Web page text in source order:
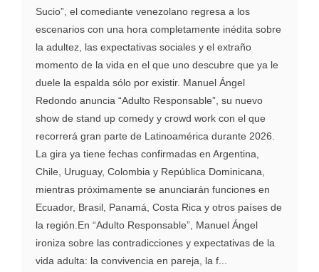
Sucio”, el comediante venezolano regresa a los
escenarios con una hora completamente inédita sobre
la adultez, las expectativas sociales y el extraño
momento de la vida en el que uno descubre que ya le
duele la espalda sólo por existir. Manuel Ángel
Redondo anuncia “Adulto Responsable”, su nuevo
show de stand up comedy y crowd work con el que
recorrerá gran parte de Latinoamérica durante 2026.
La gira ya tiene fechas confirmadas en Argentina,
Chile, Uruguay, Colombia y República Dominicana,
mientras próximamente se anunciarán funciones en
Ecuador, Brasil, Panamá, Costa Rica y otros países de
la región.En “Adulto Responsable”, Manuel Ángel
ironiza sobre las contradicciones y expectativas de la
vida adulta: la convivencia en pareja, la f...